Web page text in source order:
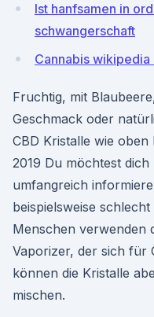
Ist hanfsamen in
schwangerschaft
Cannabis wikipedia
Fruchtig, mit
Geschmack oder
CBD Kristalle wie
2019 Du möchtest
umfangreich
beispielsweise
Menschen verwenden
Vaporizer, der sich für
können die Kristalle
mischen.